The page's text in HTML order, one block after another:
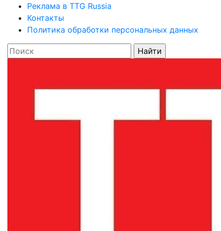
Реклама в TTG Russia
Контакты
Политика обработки персональных данных